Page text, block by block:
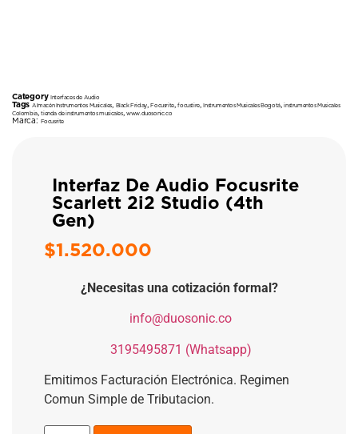
Category Interfaces de Audio
Tags Almacén Instrumentos Musicales Black Friday,Focusrite,focustire,Instrumentos Musicales Bogotá,instrumentos Musicales
Colombia,tienda de instrumentos musicales,www.duosonic.co
Marca: Focusrite
Interfaz De Audio Focusrite
Scarlett 2i2 Studio (4th
Gen)
$1.520.000
¿Necesitas una cotización formal?
info@duosonic.co
3195495871 (Whatsapp)
Emitimos Facturación Electrónica. Regimen
Comun Simple de Tributacion.